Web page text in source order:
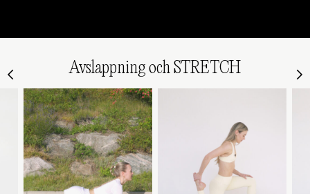
Avslappning och STRETCH